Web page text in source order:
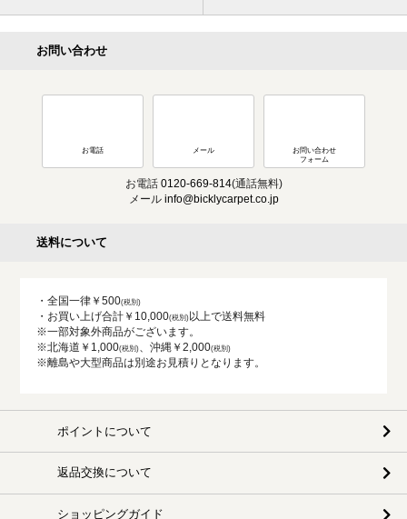
お問い合わせ
お電話 メール
お問い合わせ
フォーム
お電話 0120-669-814(通話無料)
メール info@bicklycarpet.co.jp
送料について
・全国一律￥500
・お買い上げ合計￥10,000
以上で送料無料
※一部対象外商品がございます。
※北海道￥1,000
、沖縄￥2,000
※離島や大型商品は別途お見積りとなります。
ポイントについて
返品交換について
ショッピングガイド